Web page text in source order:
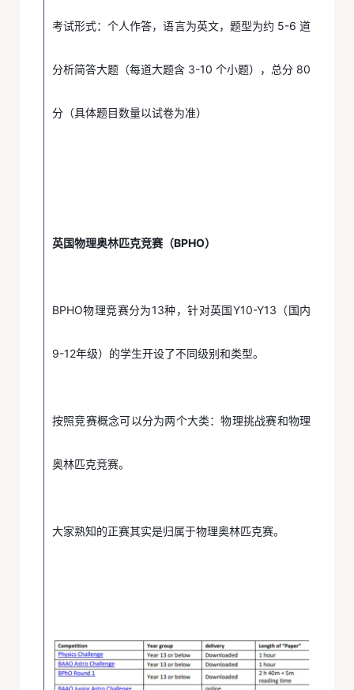
考试形式：个人作答，语言为英文，题型为约 5-6 道
分析简答大题（每道大题含 3-10 个小题），总分 80
分（具体题目数量以试卷为准）
英国物理奥林匹克竞赛（BPHO）
BPHO物理竞赛分为13种，针对英国Y10-Y13（国内
9-12年级）的学生开设了不同级别和类型。
按照竞赛概念可以分为两个大类：物理挑战赛和物理
奥林匹克竞赛。
大家熟知的正赛其实是归属于物理奥林匹克赛。